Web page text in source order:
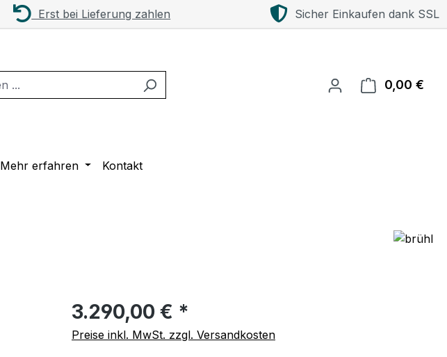
Erst bei Lieferung zahlen Sicher Einkaufen dank SSL
0,00 €
Mehr erfahren Kontakt
Regulärer Preis:
3.290,00 € *
Preise inkl. MwSt. zzgl. Versandkosten